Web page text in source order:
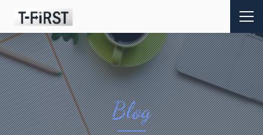
Blog